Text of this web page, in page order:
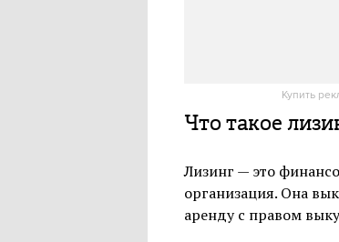
Купить
TelecomDaily
Что такое
Лизинг — это
организация. Она
аренду с правом